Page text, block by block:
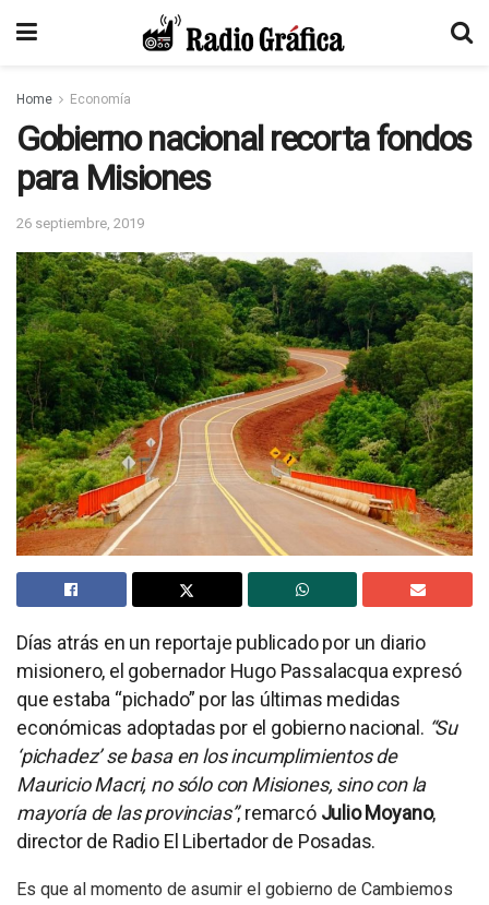
Home Economía
Gobierno nacional recorta fondos
para Misiones
26 septiembre, 2019
Días atrás en un reportaje publicado por un diario
misionero, el gobernador Hugo Passalacqua expresó
que estaba “pichado” por las últimas medidas
económicas adoptadas por el gobierno nacional. “Su
‘pichadez’ se basa en los incumplimientos de
Mauricio Macri, no sólo con Misiones, sino con la
mayoría de las provincias”, remarcó Julio Moyano,
director de Radio El Libertador de Posadas.
Es que al momento de asumir el gobierno de Cambiemos